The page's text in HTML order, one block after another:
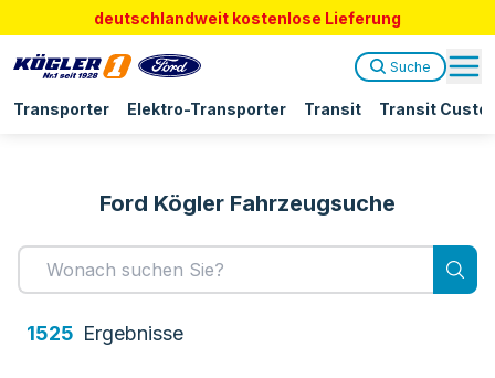
deutschlandweit kostenlose Lieferung
Transporter Elektro-Transporter Transit Transit
Suche
Ford Kögler Fahrzeugsuche
1525 Ergebnisse